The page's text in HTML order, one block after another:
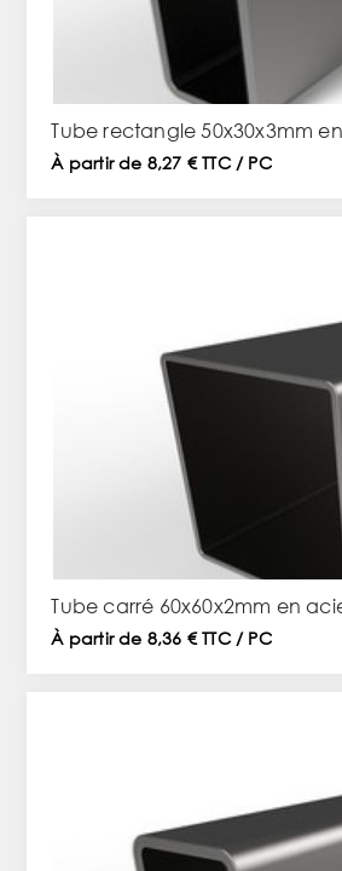
Tube rectangle 50x30x3mm
À partir de 8,27 € TTC / PC
Tube carré 60x60x2mm en
À partir de 8,36 € TTC / PC